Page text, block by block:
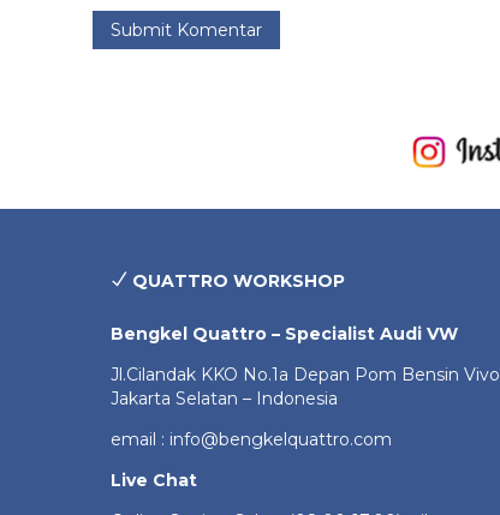
QUATTRO WORKSHOP
Bengkel Quattro – Specialist Audi VW
Jl.Cilandak KKO No.1a Depan Pom Bensin Vivo
Jakarta Selatan – Indonesia
email : info@bengkelquattro.com
Live Chat